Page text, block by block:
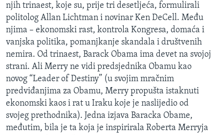
njih trinaest, koje su, prije tri desetljeća, formulirali
politolog Allan Lichtman i novinar Ken DeCell. Među
njima – ekonomski rast, kontrola Kongresa, domaća i
vanjska politika, pomanjkanje skandala i društvenih
nemira. Od trinaest, Barack Obama ima devet na svojoj
strani. Ali Merry ne vidi predsjednika Obamu kao
novog “Leader of Destiny” (u svojim mračnim
predviđanjima za Obamu, Merry propušta istaknuti
ekonomski kaos i rat u Iraku koje je naslijedio od
svojeg prethodnika). Jedna izjava Baracka Obame,
međutim, bila je ta koja je inspirirala Roberta Merryja